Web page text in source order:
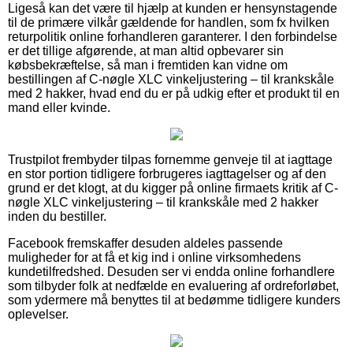
Ligeså kan det være til hjælp at kunden er hensynstagende
til de primære vilkår gældende for handlen, som fx hvilken
returpolitik online forhandleren garanterer. I den forbindelse
er det tillige afgørende, at man altid opbevarer sin
købsbekræftelse, så man i fremtiden kan vidne om
bestillingen af C-nøgle XLC vinkeljustering – til krankskåle
med 2 hakker, hvad end du er på udkig efter et produkt til en
mand eller kvinde.
Trustpilot frembyder tilpas fornemme genveje til at iagttage
en stor portion tidligere forbrugeres iagttagelser og af den
grund er det klogt, at du kigger på online firmaets kritik af C-
nøgle XLC vinkeljustering – til krankskåle med 2 hakker
inden du bestiller.
Facebook fremskaffer desuden aldeles passende
muligheder for at få et kig ind i online virksomhedens
kundetilfredshed. Desuden ser vi endda online forhandlere
som tilbyder folk at nedfælde en evaluering af ordreforløbet,
som ydermere må benyttes til at bedømme tidligere kunders
oplevelser.